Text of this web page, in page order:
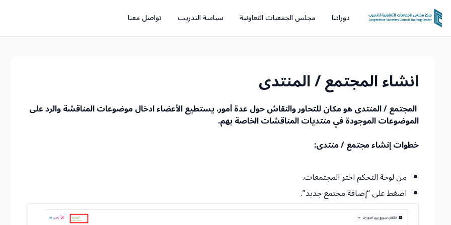
دوراتنا مجلس الجمعيات التعاونية سياسة التدريب تواصل معنا
انشاء المجتمع / المنتدى
المجتمع / المنتدى هو مكان للتحاور والنقاش حول عدة أمور. يستطيع الأعضاء ادخال موضوعات المناقشة والرد على
الموضوعات الموجودة في منتديات المناقشات الخاصة بهم.
خطوات إنشاء مجتمع / منتدى:
من لوحة التحكم اختر المجتمعات.
اضغط على “إضافة مجتمع جديد”.